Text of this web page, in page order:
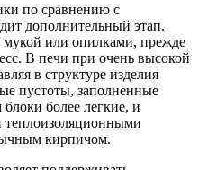
по сравнению с
дополнительный этап.
мукой или опилками, прежде
В печи при очень высокой
в структуре изделия
пустоты, заполненные
более легкие, и
теплоизоляционными
кирпичом.